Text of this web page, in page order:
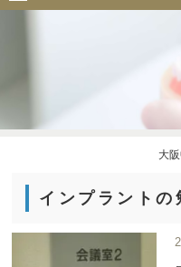
大
インプラントの